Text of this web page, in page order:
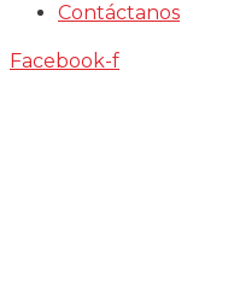
Contáctanos
Facebook-f